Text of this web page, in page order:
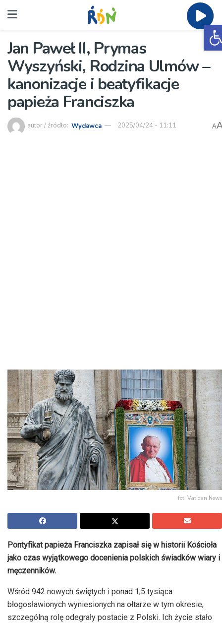
Jan Paweł II, Prymas
Wyszyński, Rodzina Ulmów –
kanonizacje i beatyfikacje
papieża Franciszka
autor / źródło: Wydawca 2025/04/24 - 11:11 A
fot. Vatican News
Pontyfikat papieża Franciszka zapisał się w historii Kościoła
jako czas wyjątkowego docenienia polskich świadków wiary i
męczenników.
Wśród 942 nowych świętych i ponad 1,5 tysiąca
błogosławionych wyniesionych na ołtarze w tym okresie,
szczególną rolę odegrały postacie z Polski. Ich życie stało